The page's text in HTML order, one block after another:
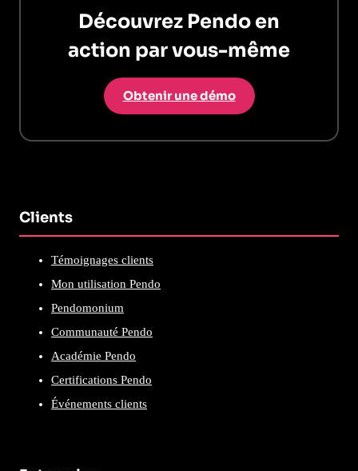
Découvrez Pendo en
action par vous-même
Obtenir une démo
Clients
Témoignages clients
Mon utilisation Pendo
Pendomonium
Communauté Pendo
Académie Pendo
Certifications Pendo
Événements clients